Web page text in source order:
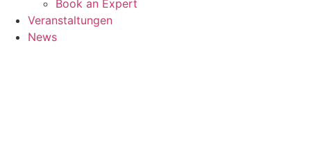
Book an Expert
Veranstaltungen
News